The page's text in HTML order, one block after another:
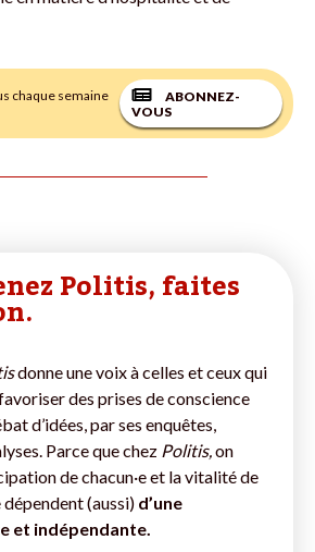
chaque semaine
ABONNEZ-
VOUS
Politis, faites
donne une voix à celles et ceux qui
des prises de conscience
d’idées, par ses enquêtes,
Parce que chez Politis,on
de chacun·e et la vitalité de
(aussi) d’une
et indépendante.